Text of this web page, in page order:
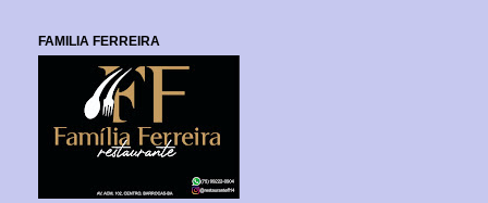
FAMILIA FERREIRA